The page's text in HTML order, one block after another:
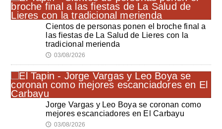
Cientos de personas ponen el broche final a
las fiestas de La Salud de Lieres con la
tradicional merienda
🕔 03/08/2026
Jorge Vargas y Leo Boya se coronan como
mejores escanciadores en El Carbayu
🕔 03/08/2026